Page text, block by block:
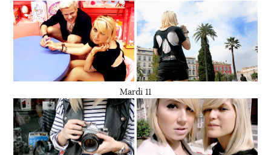
Mardi 11